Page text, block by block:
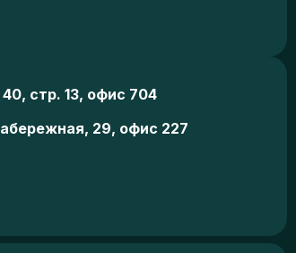
стр. 13, офис 704
29, офис 227